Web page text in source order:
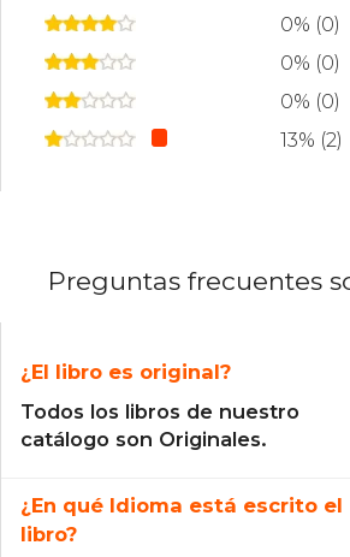
0% (0)
0% (0)
0% (0)
13% (2)
Preguntas frecuentes
¿El libro es original?
Todos los libros de nuestro
catálogo son Originales.
¿En qué Idioma está escrito el
libro?